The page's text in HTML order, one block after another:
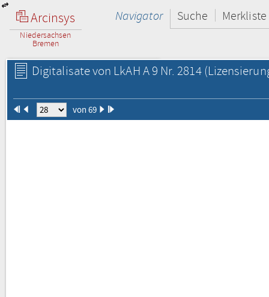
Arcinsys
Niedersachsen
Bremen
Navigator Suche Merkliste
Digitalisate von LkAH A 9 Nr. 2814
von 69